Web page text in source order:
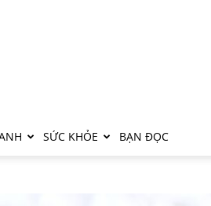
SỨC KHỎE BẠN ĐỌC